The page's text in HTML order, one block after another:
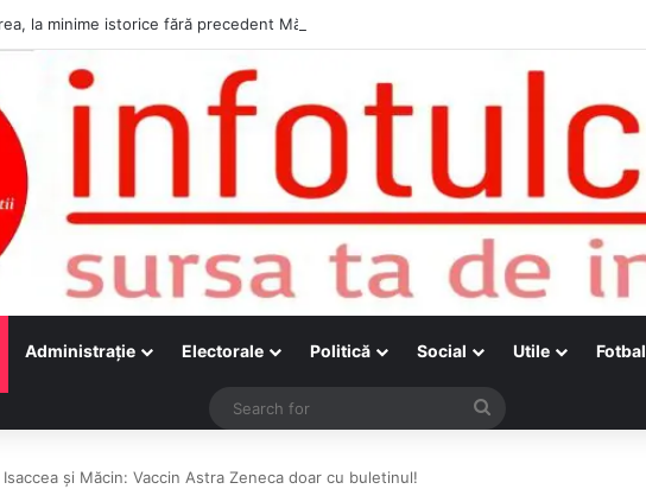
Administraţie Electorale Politică Social Utile Fotbal
Search
şi Măcin: Vaccin Astra Zeneca doar cu buletinul!